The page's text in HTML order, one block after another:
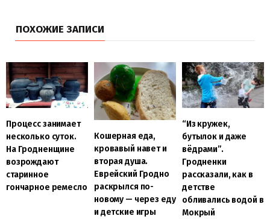
ПОХОЖИЕ ЗАПИСИ
Процесс занимает
несколько суток.
На Гродненщине
возрождают
старинное
гончарное ремесло
Кошерная еда,
кровавый навет и
вторая душа.
Еврейский Гродно
раскрылся по-
новому — через еду
и детские игры
“Из кружек,
бутылок и даже
вёдрами”.
Гродненки
рассказали, как в
детстве
обливались водой в
Мокрый